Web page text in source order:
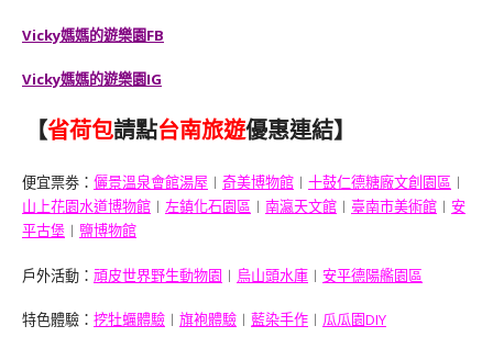
Vicky媽媽的遊樂園FB
Vicky媽媽的遊樂園IG
【省荷包請點台南旅遊優惠連結】
便宜票劵： 儷景溫泉會館湯屋 ︱ 奇美博物館 ︱ 十鼓仁德糖廠文創園區 ︱
山上花園水道博物館 ︱ 左鎮化石園區 ︱ 南瀛天文館 ︱ 臺南市美術館 ︱ 安
平古堡 ︱ 鹽博物館
戶外活動： 頑皮世界野生動物園 ︱ 烏山頭水庫 ︱ 安平德陽艦園區
特色體驗： 挖牡蠣體驗 ︱ 旗袍體驗 ︱ 藍染手作 ︱ 瓜瓜園DIY